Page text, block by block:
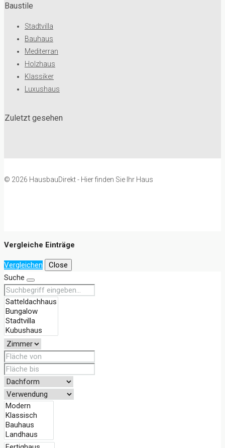
Baustile
Stadtvilla
Bauhaus
Mediterran
Holzhaus
Klassiker
Luxushaus
Zuletzt gesehen
© 2026 HausbauDirekt - Hier finden Sie Ihr Haus
Vergleiche Einträge
Vergleichen
Close
Suche